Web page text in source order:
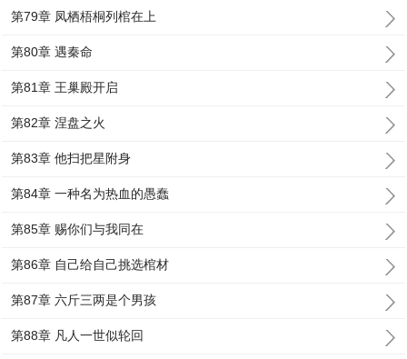
第79章 凤栖梧桐列棺在上
第80章 遇秦命
第81章 王巢殿开启
第82章 涅盘之火
第83章 他扫把星附身
第84章 一种名为热血的愚蠢
第85章 赐你们与我同在
第86章 自己给自己挑选棺材
第87章 六斤三两是个男孩
第88章 凡人一世似轮回